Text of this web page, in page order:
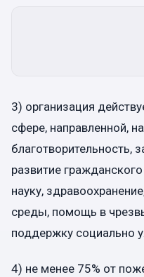
3) организация
сфере, направленной,
благотворительность,
развитие
науку,
среды, помощь в
поддержку социально
4) не менее 75% от